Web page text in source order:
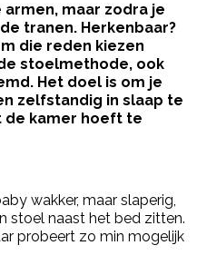
maar zodra je
tranen. Herkenbaar?
die reden kiezen
stoelmethode, ook
Het doel is om je
zelfstandig in slaap te
de kamer hoeft te
wakker, maar slaperig,
stoel naast het bed zitten.
probeert zo min mogelijk